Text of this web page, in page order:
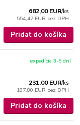
682,00 EUR/ks
554,47 EUR bez DPH
Pridať do košíka
231,00 EUR/ks
187,80 EUR bez DPH
expedícia 3-5 dní
Pridať do košíka